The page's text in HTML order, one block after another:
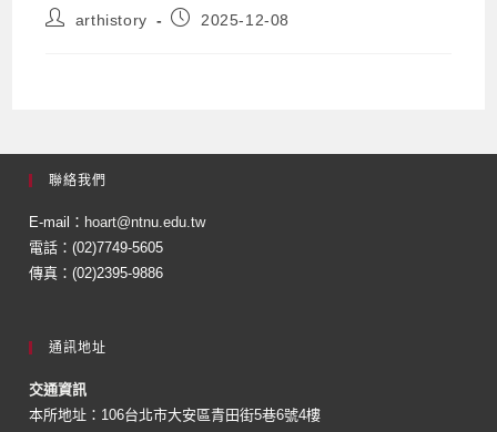
arthistory 2025-12-08
聯絡我們
E-mail： hoart@ntnu.edu.tw
電話：(02)7749-5605
傳真：(02)2395-9886
通訊地址
交通資訊
本所地址：106台北市大安區青田街5巷6號4樓